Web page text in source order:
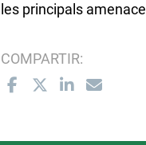
les principals
COMPARTIR: